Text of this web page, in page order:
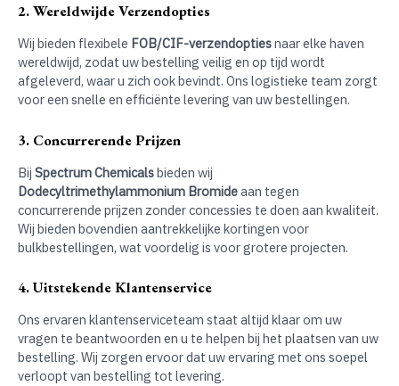
2. Wereldwijde Verzendopties
Wij bieden flexibele FOB/CIF-verzendoptiesnaar elke haven
wereldwijd, zodat uw bestelling veilig en op tijd wordt
afgeleverd, waar u zich ook bevindt. Ons logistieke team zorgt
voor een snelle en efficiënte levering van uw bestellingen.
3. Concurrerende Prijzen
Bij Spectrum Chemicalsbieden wij
Dodecyltrimethylammonium Bromideaan tegen
concurrerende prijzen zonder concessies te doen aan kwaliteit.
Wij bieden bovendien aantrekkelijke kortingen voor
bulkbestellingen, wat voordelig is voor grotere projecten.
4. Uitstekende Klantenservice
Ons ervaren klantenserviceteam staat altijd klaar om uw
vragen te beantwoorden en u te helpen bij het plaatsen van uw
bestelling. Wij zorgen ervoor dat uw ervaring met ons soepel
verloopt van bestelling tot levering.